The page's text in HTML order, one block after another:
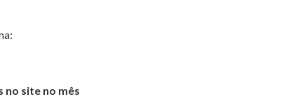
no site no mês